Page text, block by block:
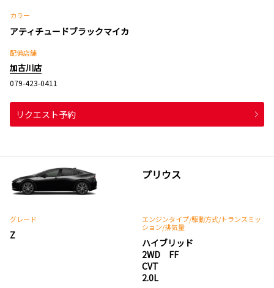
カラー
アティチュードブラックマイカ
配備店舗
加古川店
079-423-0411
リクエスト予約
プリウス
グレード
Z
エンジンタイプ/駆動方式/トランスミッ
ション/排気量
ハイブリッド
2WD FF
CVT
2.0L